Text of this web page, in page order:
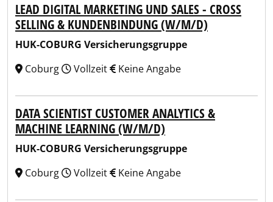
LEAD DIGITAL MARKETING UND SALES - CROSS
SELLING & KUNDENBINDUNG (W/M/D)
HUK-COBURG Versicherungsgruppe
Coburg
Vollzeit Keine Angabe
DATA SCIENTIST CUSTOMER ANALYTICS &
MACHINE LEARNING (W/M/D)
HUK-COBURG Versicherungsgruppe
Coburg
Vollzeit Keine Angabe